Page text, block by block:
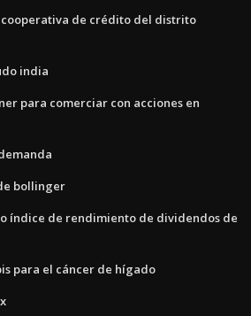
cooperativa de crédito del distrito
india
para comerciar con acciones en
bollinger
índice de rendimiento de dividendos de
para el cáncer de hígado